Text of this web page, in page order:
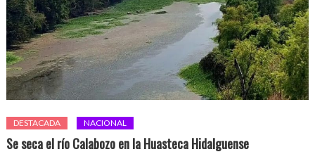
DESTACADA NACIONAL
Se seca el río Calabozo en la Huasteca Hidalguense